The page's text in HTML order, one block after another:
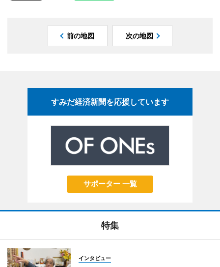
前の地図 次の地図
すみだ経済新聞を応援しています
サポーター 一覧
特集
インタビュー